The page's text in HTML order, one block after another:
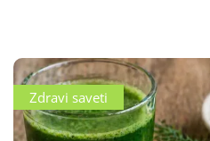
Zdravi saveti